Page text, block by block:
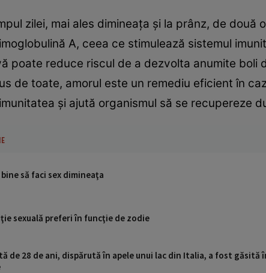
zilei, mai ales dimineaţa şi la prânz, de
A, ceea ce stimulează sistemul
poate reduce riscul de a dezvolta anumite boli
de toate, amorul este un remediu eficient în
şi ajută organismul să se recupereze
bine să faci sex dimineaţa
sexuală preferi în funcţie de zodie
de 28 de ani, dispărută în apele unui lac din Italia, a fost găsită